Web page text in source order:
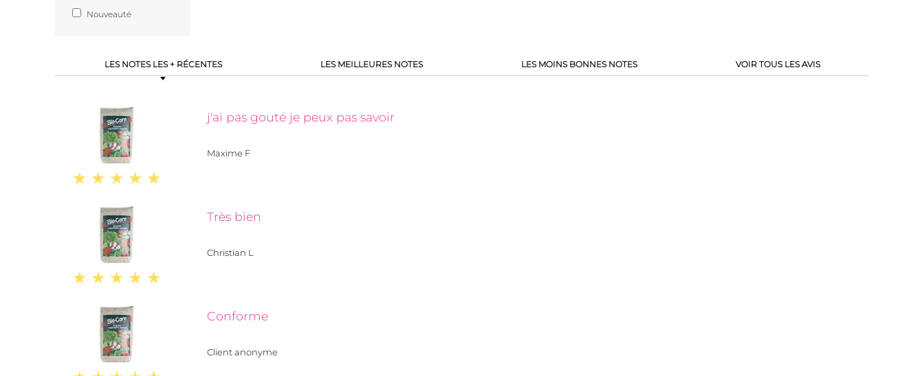
Nouveauté
LES NOTES LES + RÉCENTES LES MEILLEURES NOTES LES MOINS BONNES NOTES VOIR TOUS LES AVIS
j'ai pas gouté je peux pas savoir
Maxime F
Très bien
Christian L
Conforme
Client anonyme